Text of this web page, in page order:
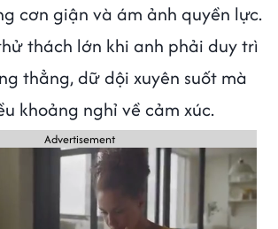
cơn giận và ám ảnh quyền lực.
thách lớn khi anh phải duy trì
thẳng, dữ dội xuyên suốt mà
khoảng nghỉ về cảm xúc.
Advertisement